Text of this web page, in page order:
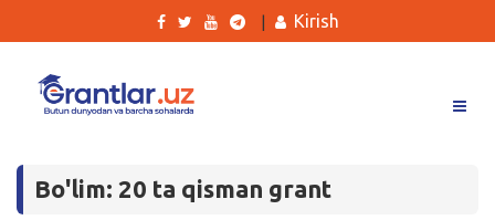
Tanlovlar
Kirish
Bo'lim: 20 ta qisman grant